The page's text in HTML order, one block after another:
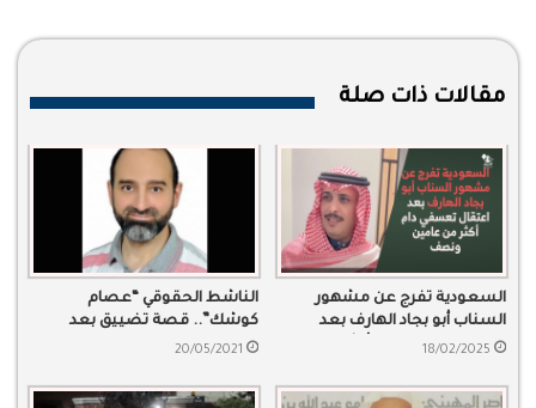
مقالات ذات صلة
السعودية تفرج عن مشهور
السناب أبو بجاد الهارف بعد
اعتقال تعسفي دام أكثر من
18/02/2025
الناشط الحقوقي “عصام
كوشك”.. قصة تضييق بعد
الحبس
20/05/2021